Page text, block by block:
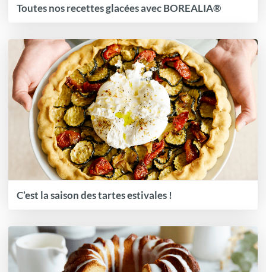
Toutes nos recettes glacées avec BOREALIA®
C’est la saison des tartes estivales !